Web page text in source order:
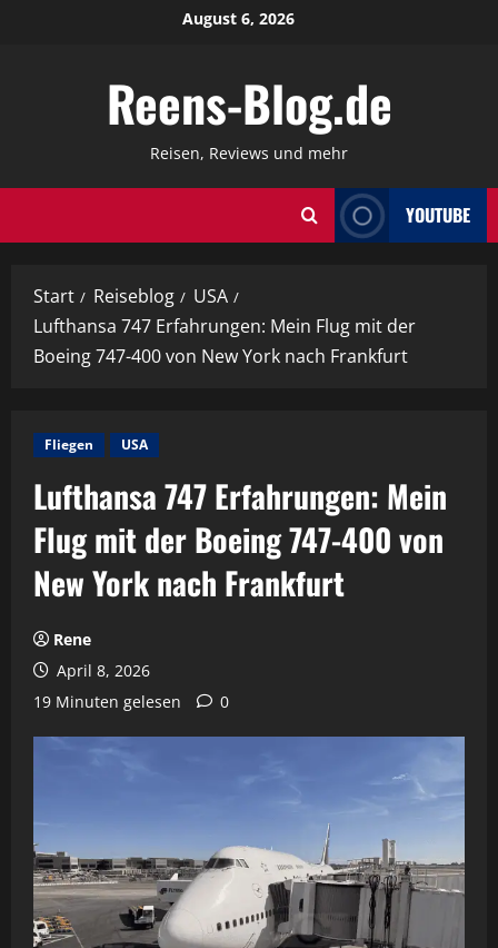
August 6, 2026
Reens-Blog.de
Reisen, Reviews und mehr
YOUTUBE
Start Reiseblog
USA
Lufthansa 747 Erfahrungen: Mein Flug mit der
Boeing 747-400 von New York nach Frankfurt
Fliegen USA
Lufthansa 747 Erfahrungen: Mein
Flug mit der Boeing 747-400 von
New York nach Frankfurt
Rene
April 8, 2026
19 Minuten gelesen
0